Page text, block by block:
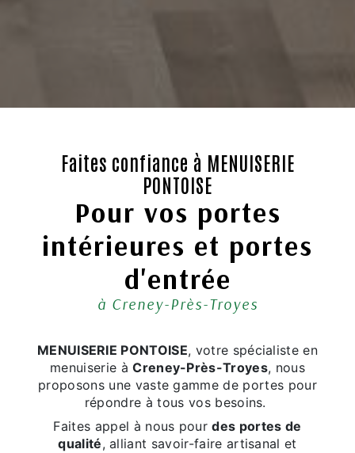
Faites confiance à MENUISERIE
PONTOISE
Pour vos portes
intérieures et portes
d'entrée
à Creney-Près-Troyes
MENUISERIE PONTOISE, votre spécialiste en
menuiserie àCreney-Près-Troyes, nous
proposons une vaste gamme de portes pour
répondre à tous vos besoins.
Faites appel à nous pourdes portes de
qualité, alliant savoir-faire artisanal et